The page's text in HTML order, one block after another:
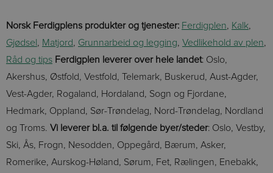
Norsk Ferdigplens produkter og tjenester: Ferdigplen, Kalk,
Gjødsel, Matjord, Grunnarbeid og legging, Vedlikehold av plen,
Råd og tips Ferdigplen leverer over hele landet: Oslo,
Akershus, Østfold, Vestfold, Telemark, Buskerud, Aust-Agder,
Vest-Agder, Rogaland, Hordaland, Sogn og Fjordane,
Hedmark, Oppland, Sør-Trøndelag, Nord-Trøndelag, Nordland
og Troms. Vi leverer bl.a. til følgende byer/steder: Oslo, Vestby,
Ski, Ås, Frogn, Nesodden, Oppegård, Bærum, Asker,
Romerike, Aurskog-Høland, Sørum, Fet, Rælingen, Enebakk,